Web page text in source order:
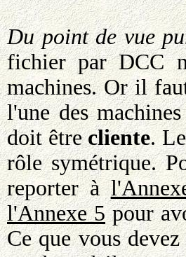
Du point de vue
fichier par DCC
machines. Or il
l'une des
doit êtrecliente.
rôle symétrique.
reporter à
l'Annexe 5pour
Ce que vous